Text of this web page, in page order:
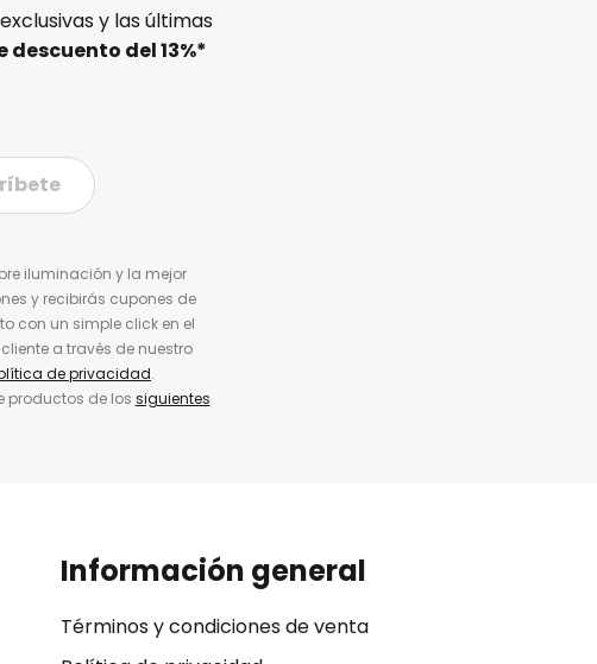
y las últimas
descuento del13%*
iluminación y la mejor
y recibirás cupones de
con un simple click en el
a través de nuestro
de privacidad.
productos de los siguientes
Información general
Términos y condiciones de venta